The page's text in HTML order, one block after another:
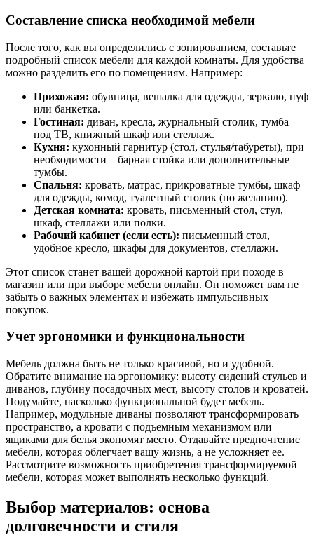
Составление списка необходимой мебели
После того, как вы определились с зонированием, составьте
подробный список мебели для каждой комнаты. Для удобства
можно разделить его по помещениям. Например:
Прихожая: обувница, вешалка для одежды, зеркало, пуф
или банкетка.
Гостиная: диван, кресла, журнальный столик, тумба
под ТВ, книжный шкаф или стеллаж.
Кухня: кухонный гарнитур (стол, стулья/табуреты), при
необходимости – барная стойка или дополнительные
тумбы.
Спальня: кровать, матрас, прикроватные тумбы, шкаф
для одежды, комод, туалетный столик (по желанию).
Детская комната: кровать, письменный стол, стул,
шкаф, стеллажи или полки.
Рабочий кабинет (если есть): письменный стол,
удобное кресло, шкафы для документов, стеллажи.
Этот список станет вашей дорожной картой при походе в
магазин или при выборе мебели онлайн. Он поможет вам не
забыть о важных элементах и избежать импульсивных
покупок.
Учет эргономики и функциональности
Мебель должна быть не только красивой, но и удобной.
Обратите внимание на эргономику: высоту сидений стульев и
диванов, глубину посадочных мест, высоту столов и кроватей.
Подумайте, насколько функциональной будет мебель.
Например, модульные диваны позволяют трансформировать
пространство, а кровати с подъемным механизмом или
ящиками для белья экономят место. Отдавайте предпочтение
мебели, которая облегчает вашу жизнь, а не усложняет ее.
Рассмотрите возможность приобретения трансформируемой
мебели, которая может выполнять несколько функций.
Выбор материалов: основа
долговечности и стиля